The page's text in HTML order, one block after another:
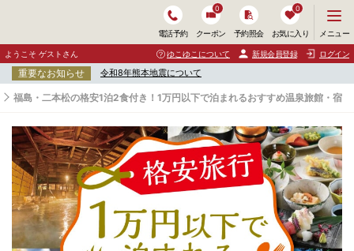
電話予約 クーポン
0
予約照会 お気に入り
0
ニ
ュ
ー
開
く
メニュー
ようこそ ゲストさん ゆこゆこについて 新規会員登録 ログイン
重要なお知らせ 令和8年熊本地震について
福島・二本松の格安1泊2食付き！1万円以下で泊まれるおすすめ温泉旅館・宿
福
島
・
二
本
松